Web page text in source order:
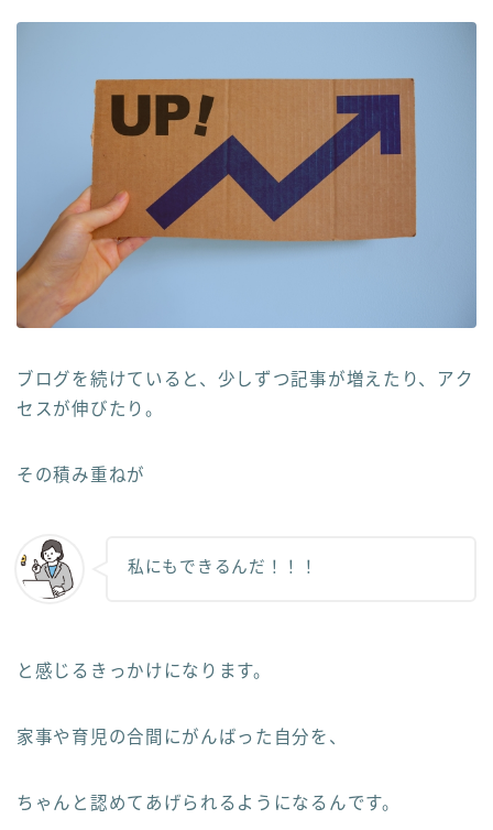
ブログを続けていると、少しずつ記事が増えたり、アク
セスが伸びたり。
その積み重ねが
私にもできるんだ！！！
と感じるきっかけになります。
家事や育児の合間にがんばった自分を、
ちゃんと認めてあげられるようになるんです。